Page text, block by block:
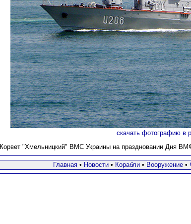
скачать фотографию в
Корвет "Хмельницкий" ВМС Украины на праздновании Дня
Главная• Новости• Корабли• Вооружение •